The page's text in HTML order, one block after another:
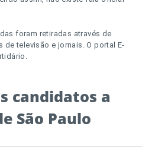
candidatos a
São Paulo
foram retiradas através de
de televisão e jornais. O portal E-